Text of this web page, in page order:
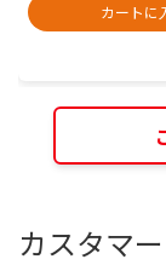
カートに
カスタマ